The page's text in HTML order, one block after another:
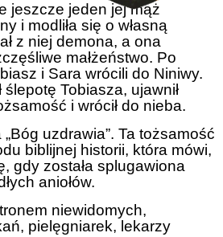
jeszcze jeden jej mąż
i modliła się o własną
z niej demona, a ona
małżeństwo. Po
i Sara wrócili do Niniwy.
ślepotę Tobiasza, ujawnił
i wrócił do nieba.
uzdrawia”. Ta tożsamość
biblijnej historii, która mówi,
gdy została splugawiona
aniołów.
niewidomych,
pielęgniarek, lekarzy